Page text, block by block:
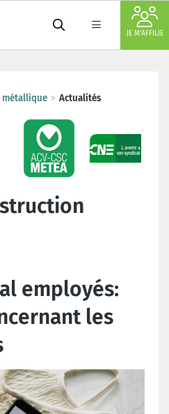
JE M'AFFILIE
métallique Actualités
employés:
les